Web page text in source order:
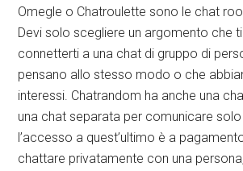
Omegle o Chatroulette sono le chat
Devi solo scegliere un argomento che
connetterti a una chat di gruppo di
pensano allo stesso modo o che
interessi. Chatrandom ha anche una
una chat separata per comunicare
l’accesso a quest’ultimo è a
chattare privatamente con una